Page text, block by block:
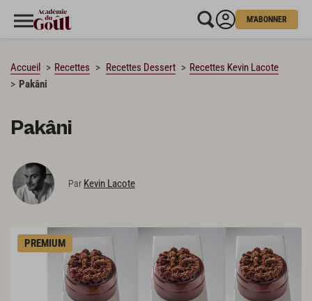
M'ABONNER
Accueil Recettes Recettes Dessert
Recettes Kevin Lacote
Pakâni
Pakâni
Par Kevin Lacote
PREMIUM
CHARGEMENT…